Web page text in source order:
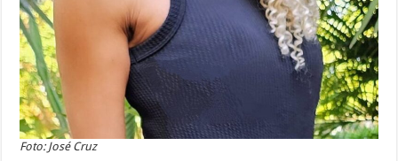
Foto: José Cruz